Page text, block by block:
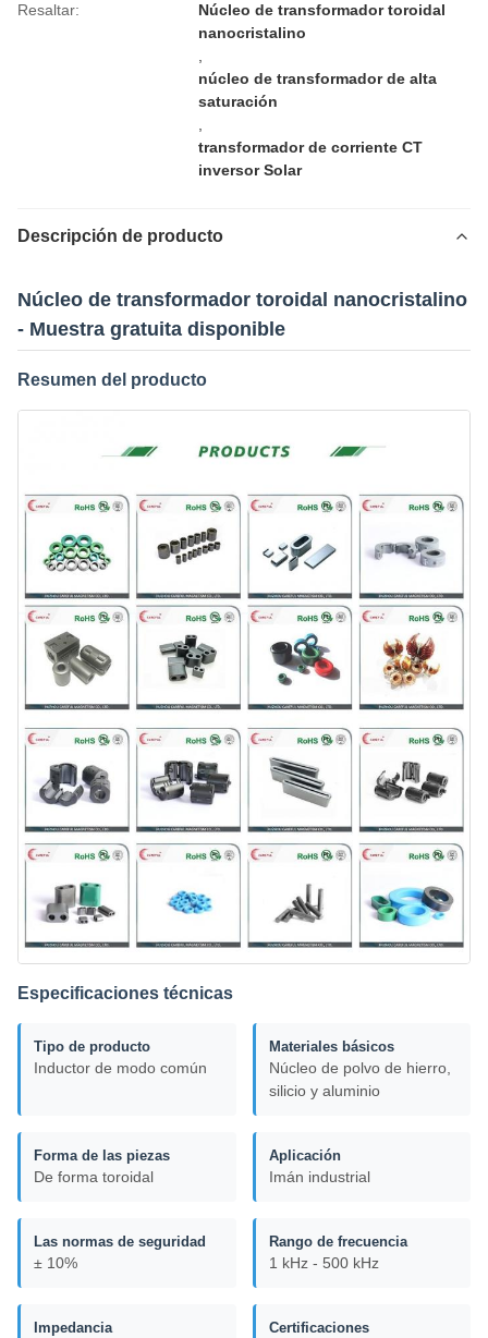
Resaltar:
Núcleo de transformador toroidal
nanocristalino
núcleo de transformador de alta
saturación
transformador de corriente CT
inversor Solar
Descripción de producto
Núcleo de transformador toroidal nanocristalino
- Muestra gratuita disponible
Resumen del producto
Especificaciones técnicas
Tipo de producto
Inductor de modo común
Materiales básicos
Núcleo de polvo de hierro,
silicio y aluminio
Forma de las piezas
De forma toroidal
Aplicación
Imán industrial
Las normas de seguridad
± 10%
Rango de frecuencia
1 kHz - 500 kHz
Impedancia Certificaciones